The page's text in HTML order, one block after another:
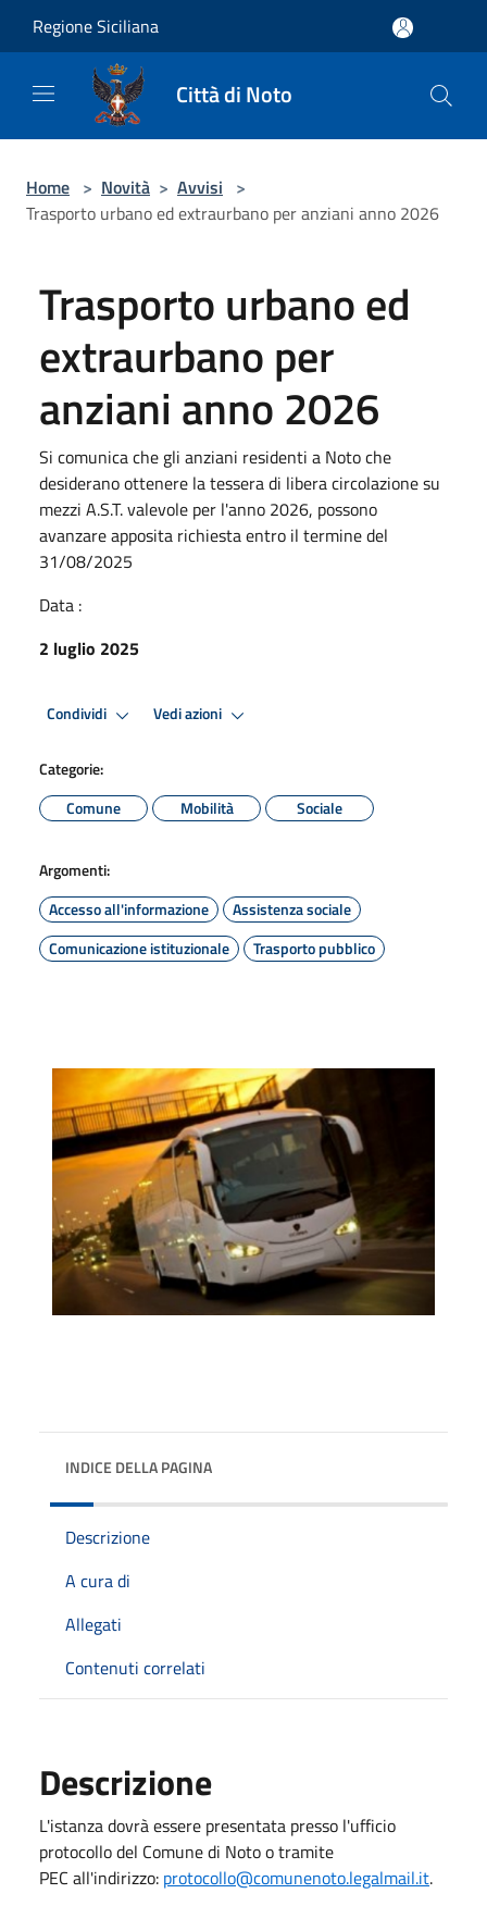
Regione Siciliana
Città di Noto
Home > Novità > Avvisi >
Trasporto urbano ed extraurbano per anziani anno 2026
Trasporto urbano ed
extraurbano per
anziani anno 2026
Si comunica che gli anziani residenti a Noto che
desiderano ottenere la tessera di libera circolazione su
mezzi A.S.T. valevole per l'anno 2026, possono
avanzare apposita richiesta entro il termine del
31/08/2025
Data :
2 luglio 2025
Condividi Vedi azioni
Categorie:
Comune
Mobilità Sociale
Argomenti:
Accesso all'informazione
Assistenza sociale
Comunicazione istituzionale
Trasporto pubblico
INDICE DELLA PAGINA
Descrizione
A cura di
Allegati
Contenuti correlati
Descrizione
L'istanza dovrà essere presentata presso l'ufficio
protocollo del Comune di Noto o tramite
PEC all'indirizzo: protocollo@comunenoto.legalmail.it.